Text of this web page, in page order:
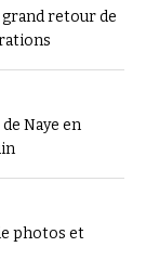
retour de
Naye en
photos et